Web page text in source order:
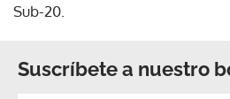
Sub-20.
Suscríbete a nuestro